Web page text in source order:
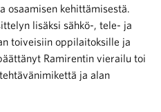
osaamisen kehittämisestä.
lisäksi sähkö-, tele- ja
toiveisiin oppilaitoksille ja
Ramirentin vierailu toi
ja alan